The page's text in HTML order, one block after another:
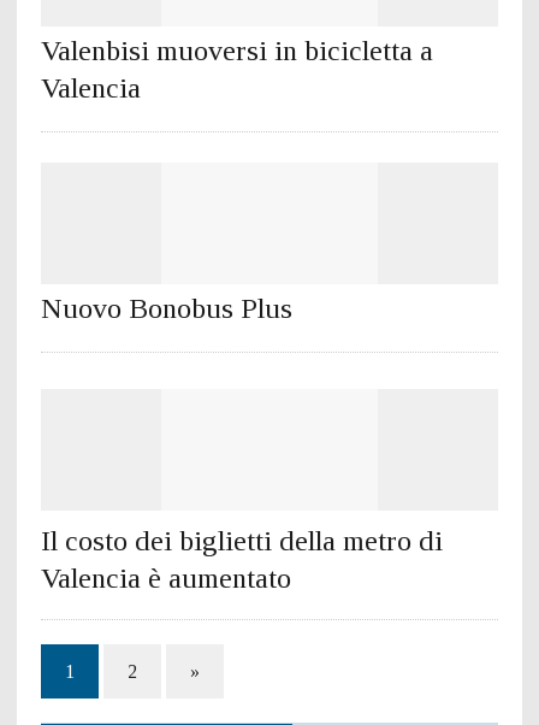
Valenbisi muoversi in bicicletta a
Valencia
Nuovo Bonobus Plus
Il costo dei biglietti della metro di
Valencia è aumentato
1 2 »